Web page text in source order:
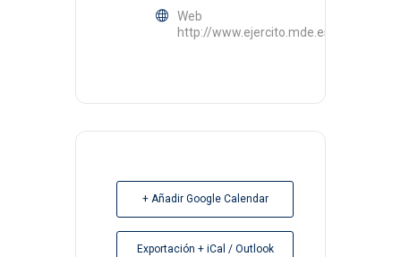
Web
http://www.ejercito.mde.es/unidades/
+ Añadir Google Calendar
Exportación + iCal / Outlook